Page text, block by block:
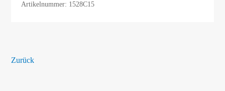
Artikelnummer: 1528C15
Zurück